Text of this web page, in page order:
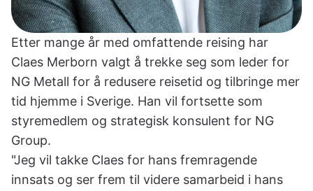
Etter mange år med omfattende reising har
Claes Merborn valgt å trekke seg som leder for
NG Metall for å redusere reisetid og tilbringe mer
tid hjemme i Sverige. Han vil fortsette som
styremedlem og strategisk konsulent for NG
Group.
"Jeg vil takke Claes for hans fremragende
innsats og ser frem til videre samarbeid i hans